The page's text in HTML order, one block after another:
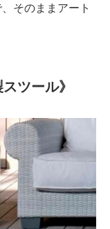
そのままアート
ツール》